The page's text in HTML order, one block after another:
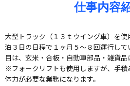
仕事内容
大型トラック（１３ｔウイング車）を使
泊３日の日程で１ヶ月５〜８回運行し
目は、玄米・合板・自動車部品・雑貨品
※フォークリフトも使用しますが、手積
体力が必要な業務になります。